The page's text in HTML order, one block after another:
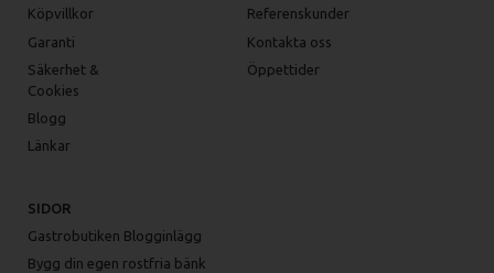
Köpvillkor
Garanti
Säkerhet &
Cookies
Blogg
Länkar
Referenskunder
Kontakta oss
Öppettider
SIDOR
Gastrobutiken Blogginlägg
Bygg din egen rostfria bänk